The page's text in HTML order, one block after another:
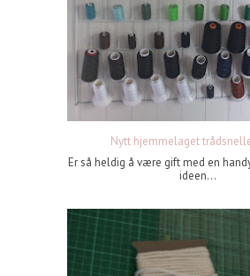
Nytt hjemmelaget
Er så heldig å være gift med en
ideen...